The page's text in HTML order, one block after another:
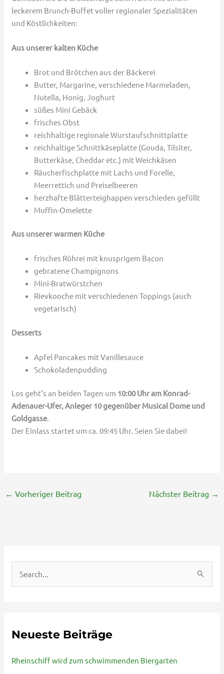
leckerem Brunch-Buffet voller regionaler Spezialitäten
und Köstlichkeiten:
Aus unserer kalten Küche
Brot und Brötchen aus der Bäckerei
Butter, Margarine, verschiedene Marmeladen,
Nutella, Honig, Joghurt
süßes Mini Gebäck
frisches Obst
reichhaltige regionale Wurstaufschnittplatte
reichhaltige Schnittkäseplatte (Gouda, Tilsiter,
Butterkäse, Cheddar etc.) mit Weichkäsen
Räucherfischplatte mit Lachs und Forelle,
Meerrettich und Preiselbeeren
herzhafte Blätterteighappen verschieden gefüllt
Muffin-Omelette
Aus unserer warmen Küche
frisches Rührei mit knusprigem Bacon
gebratene Champignons
Mini-Bratwürstchen
Rievkooche mit verschiedenen Toppings (auch
vegetarisch)
Desserts
Apfel Pancakes mit Vanillesauce
Schokoladenpudding
Los geht’s an beiden Tagen um 10:00 Uhr am Konrad-
Adenauer-Ufer, Anleger 10 gegenüber Musical Dome und
Goldgasse.
Der Einlass startet um ca. 09:45 Uhr. Seien Sie dabei!
← Vorheriger Beitrag Nächster Beitrag →
e
n
Neueste Beiträge
Rheinschiff wird zum schwimmenden Biergarten